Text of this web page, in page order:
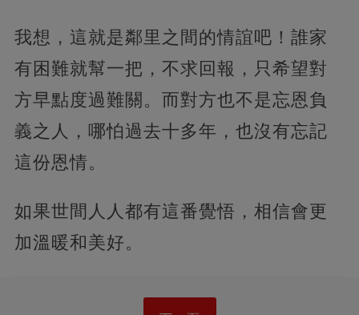
我想，這就是鄰里之間的情誼吧！誰家
有困難就幫一把，不求回報，只希望對
方早點度過難關。而對方也不是忘恩負
義之人，哪怕過去十多年，也沒有忘記
這份恩情。
如果世間人人都有這番覺悟，相信會更
加溫暖和美好。